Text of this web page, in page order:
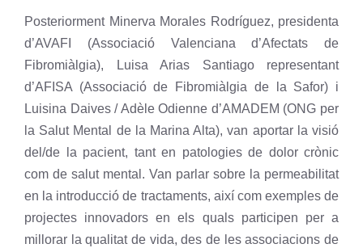
Posteriorment Minerva Morales Rodríguez, presidenta
d’AVAFI (Associació Valenciana d’Afectats de
Fibromiàlgia), Luisa Arias Santiago representant
d’AFISA (Associació de Fibromiàlgia de la Safor) i
Luisina Daives / Adèle Odienne d’AMADEM (ONG per
la Salut Mental de la Marina Alta), van aportar la visió
del/de la pacient, tant en patologies de dolor crònic
com de salut mental. Van parlar sobre la permeabilitat
en la introducció de tractaments, així com exemples de
projectes innovadors en els quals participen per a
millorar la qualitat de vida, des de les associacions de